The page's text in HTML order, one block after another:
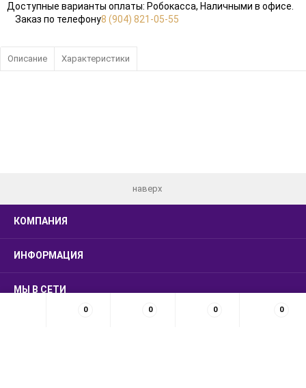
Доступные варианты оплаты: Робокасса, Наличными в офисе.
Заказ по телефону8 (904) 821-05-55
Описание Характеристики
наверх
КОМПАНИЯ
ИНФОРМАЦИЯ
МЫ В СЕТИ
0 0 0 0